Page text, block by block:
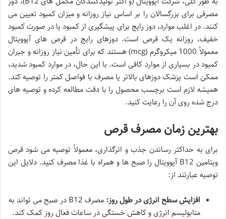
مصرفی برای بزرگسالان را بر اساس نیاز روزانه و میزان کمبود تعیین می
کنند. در اغلب موارد، دوز رایج برای پیشگیری از کمبود یا در صورت کمبود
خفیف، روزانه یک قرص است. دوزهای رایج در قرص های آپوویتال
معمولاً 1000 میکروگرم (mcg) هستند که برای تأمین نیاز روزانه و جبران
کمبود در بسیاری از موارد کافی است. با این حال، در موارد کمبود شدید،
ممکن است پزشک دوزهای بالاتر یا مصرف با فواصل کمتر را توصیه کند.
همیشه لازم است برچسب محصول را با دقت مطالعه کرده و توصیه های
درج شده روی آن را رعایت کنید.
بهترین زمان مصرف قرص
برای به حداکثر رساندن جذب و اثرگذاری، معمولاً توصیه می شود قرص
ویتامین B12 آپوویتال را صبح ها و همراه با غذا مصرف کنید. دلایل این
توصیه عبارتند از:
افزایش سطح انرژی در طول روز:
مصرف B12 در صبح می تواند به
متابولیسم انرژی و کاهش خستگی در ساعات فعال روز کمک کند.